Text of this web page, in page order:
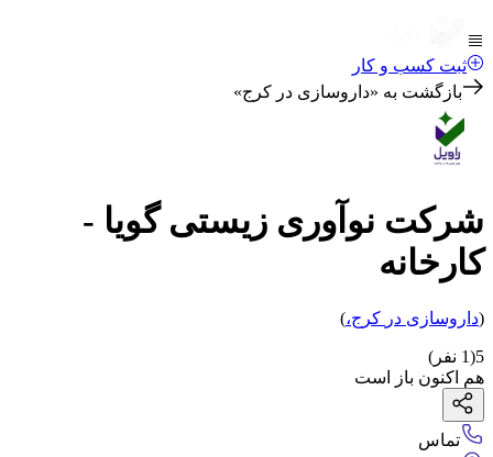
ثبت کسب و کار
بازگشت به «داروسازی در کرج»
شرکت نوآوری زیستی گویا -
کارخانه
(داروسازی در کرج،)
5
(
1 نفر)
هم اکنون باز است
تماس